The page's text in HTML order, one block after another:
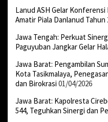
Lanud ASH Gelar
Amatir Piala Danlanud Tahun
Jawa Tengah: Perkuat
Paguyuban Jangkar Gelar
Jawa Barat: Pengambilan
Kota Tasikmalaya,
dan Birokrasi 01/04/2026
Jawa Barat: Kapolresta
544, Teguhkan Sinergi dan